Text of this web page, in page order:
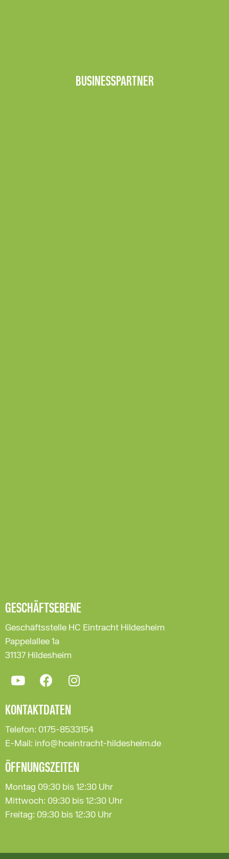
BUSINESSPARTNER
GESCHÄFTSEBENE
Geschäftsstelle HC Eintracht Hildesheim
Pappelallee 1a
31137 Hildesheim
KONTAKTDATEN
Telefon: 0175-8533154
E-Mail: info@hceintracht-hildesheim.de
ÖFFNUNGSZEITEN
Montag 09:30 bis 12:30 Uhr
Mittwoch: 09:30 bis 12:30 Uhr
Freitag: 09:30 bis 12:30 Uhr